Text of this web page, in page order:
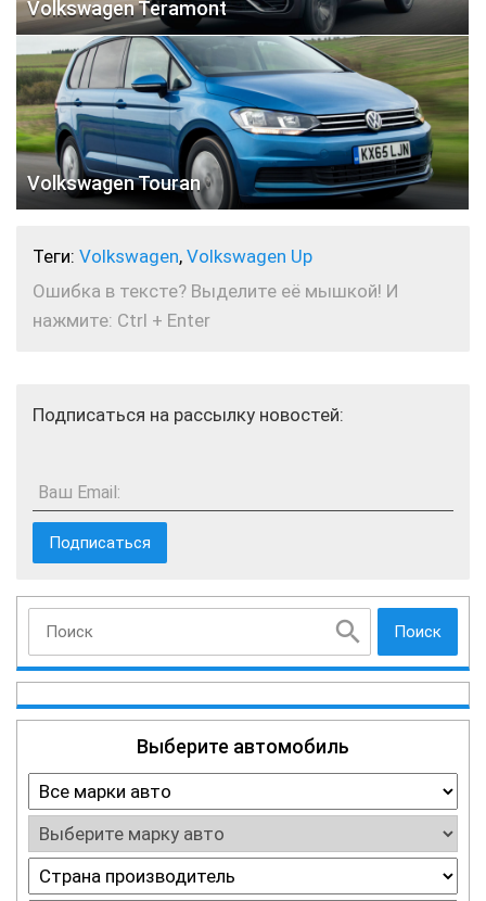
Поиск
Выберите автомобиль
Volkswagen Teramont
Volkswagen Touran
Теги: Volkswagen, Volkswagen Up
Ошибка в тексте? Выделите её мышкой! И
нажмите: Ctrl + Enter
Подписаться на рассылку новостей:
Ваш Email: